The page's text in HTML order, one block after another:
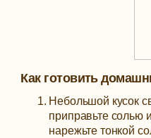
Как готовить
Небольшой кусок
приправьте солью
нарежьте тонкой